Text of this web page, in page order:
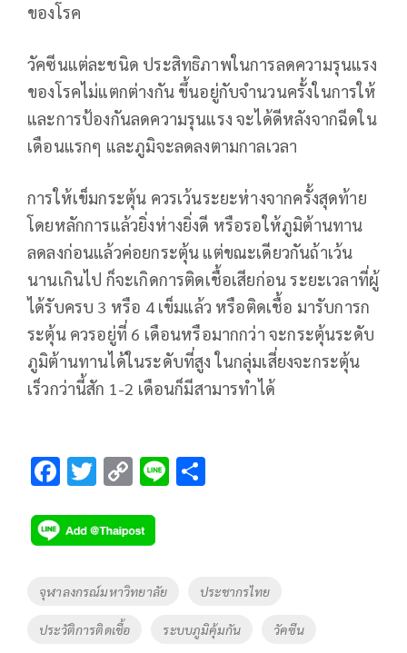
ของโรค
วัคซีนแต่ละชนิด ประสิทธิภาพในการลดความรุนแรง
ของโรคไม่แตกต่างกัน ขึ้นอยู่กับจำนวนครั้งในการให้
และการป้องกันลดความรุนแรง จะได้ดีหลังจากฉีดใน
เดือนแรกๆ และภูมิจะลดลงตามกาลเวลา
การให้เข็มกระตุ้น ควรเว้นระยะห่างจากครั้งสุดท้าย
โดยหลักการแล้วยิ่งห่างยิ่งดี หรือรอให้ภูมิต้านทาน
ลดลงก่อนแล้วค่อยกระตุ้น แต่ขณะเดียวกันถ้าเว้น
นานเกินไป ก็จะเกิดการติดเชื้อเสียก่อน ระยะเวลาที่ผู้
ได้รับครบ 3 หรือ 4 เข็มแล้ว หรือติดเชื้อ มารับการก
ระตุ้น ควรอยู่ที่ 6 เดือนหรือมากกว่า จะกระตุ้นระดับ
ภูมิต้านทานได้ในระดับที่สูง ในกลุ่มเสี่ยงจะกระตุ้น
เร็วกว่านี้สัก 1-2 เดือนก็มีสามารทำได้
F
e
b
o
o
k
T
tt
er
C
p
y
Li
Li
Tags
จุฬาลงกรณ์มหาวิทยาลัย ประชากรไทย
ประวัติการติดเชื้อ ระบบภูมิคุ้มกัน วัคซีน